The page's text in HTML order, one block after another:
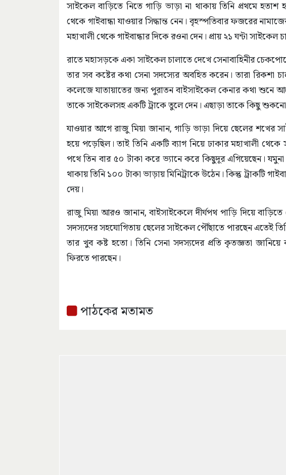
সাইকেল বাড়িতে নিতে গাড়ি ভাড়া না থাকায় তিনি প্রথমে হতাশ
থেকে গাইবান্ধা যাওয়ার সিদ্ধান্ত নেন। বৃহস্পতিবার ফজরের
মহাখালী থেকে গাইবান্ধার দিকে রওনা দেন। প্রায় ২১ ঘন্টা সাইকেল
রাতে মহাসড়কে একা সাইকেল চালাতে দেখে সেনাবাহিনীর
তার সব কষ্টের কথা সেনা সদস্যের অবহিত করেন। তারা রিকশা
কলেজে যাতায়াতের জন্য পুরাতন বাইসাইকেল কেনার কথা শুনে
তাকে সাইকেলসহ একটি ট্রাকে তুলে দেন। এছাড়া তাকে কিছু শুকনো
যাওয়ার আগে রাজু মিয়া জানান, গাড়ি ভাড়া দিয়ে ছেলের শখের
হয়ে পড়েছিল। তাই তিনি একটি ব্যাগ নিয়ে ঢাকার মহাখালী
পথে তিন বার ৫০ টাকা করে ভ্যানে করে কিছুদূর এগিয়েছেন।
থাকায় তিনি ১০০ টাকা ভাড়ায় মিনিট্রাকে উঠেন। কিন্তু ট্রাকটি
দেয়।
রাজু মিয়া আরও জানান, বাইসাইকেলে দীর্ঘপথ পাড়ি দিয়ে
সদস্যদের সহযোগিতায় ছেলের সাইকেল পৌঁছাতে পারছেন এতেই
তার খুব কষ্ট হতো। তিনি সেনা সদস্যদের প্রতি কৃতজ্ঞতা
ফিরতে পারছেন।
পাঠকের মতামত